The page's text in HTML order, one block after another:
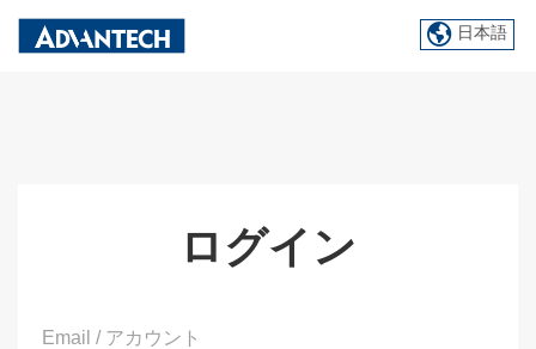
日本語
ログイン
Email / アカウント